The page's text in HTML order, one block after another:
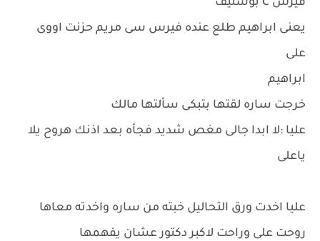
فيرس C بوستيف
يعنى ابراهيم طلع عنده فيرس سى مريم حزنت اووى
على
ابراهيم
خرجت ساره لقتها بتبكى سألتها مالك
عليا :لا ابدا جالى مغص شديد فجأه بعد اذنك هروح يلا
ياعلى
عليا اخدت ورق التحاليل خبته من ساره واخدته معاها
روحت على وراحت لاكبر دكتور عشان يفهمها